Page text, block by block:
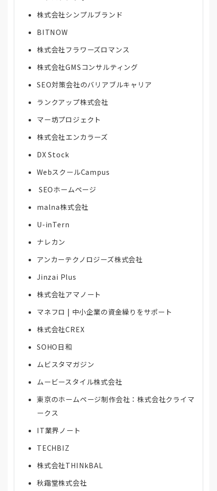
株式会社シンプルブランド
BITNOW
株式会社フラワーズロマンス
株式会社GMSコンサルティング
SEO対策会社のバリアブルキャリア
ランクアップ株式会社
マー坊プロジェクト
株式会社エンカラーズ
DX Stock
WebスクールCampus
SEOホームページ
malna株式会社
U-inTern
ナレカン
アンカーテクノロジーズ株式会社
Jinzai Plus
株式会社アマノート
マネフロ | 中小企業の資金繰りをサポート
株式会社CREX
SOHO日和
ムビスタマガジン
ムービースタイル株式会社
東京のホームページ制作会社：株式会社クライマ
ークス
IT業界ノート
TECHBIZ
株式会社THINkBAL
秋霜堂株式会社